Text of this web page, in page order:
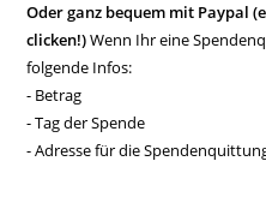
Oder ganz bequem mit Paypal
clicken!)Wenn Ihr eine
folgende Infos:
- Betrag
- Tag der Spende
- Adresse für die